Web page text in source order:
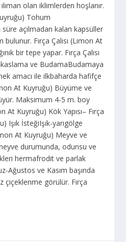
olan iklimlerden hoşlanır.
Tohum
açılmadan kalan kapsüller
Fırça Çalısı (Limon At
bir tepe yapar. Fırça Çalısı
ve BudamaBudamaya
amacı ile ilkbaharda hafifçe
At Kuyruğu) Büyüme ve
Maksimum 4-5 m. boy
At Kuyruğu) Kök Yapısı– Fırça
Işık İsteğiIşık-yarıgölge
At Kuyruğu) Meyve ve
durumunda, odunsu ve
hermafrodit ve parlak
Ağustos ve Kasım başında
çiçeklenme görülür. Fırça